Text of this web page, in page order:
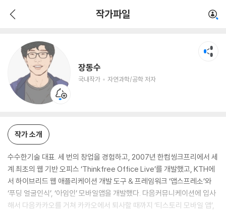
작가파일
장동수
국내작가 자연과학/공학 저자
자연과학/공학 저자
작가 소개
수수한기술 대표. 세 번의 창업을 경험하고, 2007년 한컴씽크프리에서 세
계 최초의 웹 기반 오피스 ‘Thinkfree Office Live’를 개발했고, KTH에
서 하이브리드 웹 애플리케이션 개발 도구 & 프레임워크 ‘앱스프레소’와
‘푸딩 얼굴인식’, ‘아임인’ 모바일앱을 개발했다. 다음커뮤니케이션에 입사
해서 다음카카오를 거쳐 카카오에서 퇴사할 때까지 ‘티스토리 모바일 앱’,